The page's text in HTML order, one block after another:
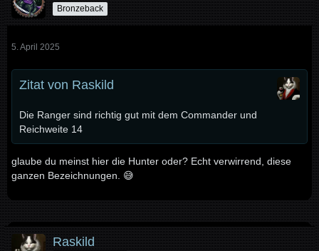
Bronzeback
5. April 2025
Zitat von Raskild
Die Ranger sind richtig gut mit dem Commander und
Reichweite 14
glaube du meinst hier die Hunter oder? Echt verwirrend, diese
ganzen Bezeichnungen. 😅
Raskild